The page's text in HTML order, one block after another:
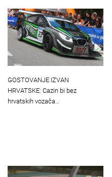
GOSTOVANJE IZVAN
HRVATSKE: Cazin bi bez
hrvatskih vozača…